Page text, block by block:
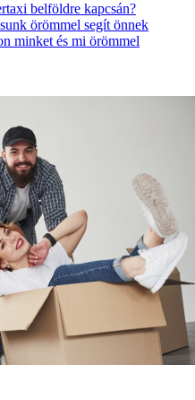
belföldre kapcsán?
örömmel segít önnek
minket és mi örömmel